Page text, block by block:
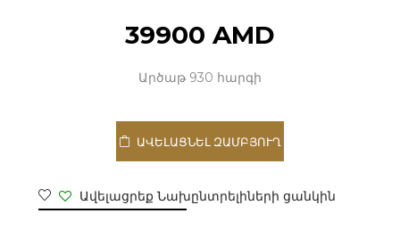
39900 AMD
Արծաթ 930 հարգի
ԱՎԵԼԱՑՆԵԼ ԶԱՄԲՅՈՒՂ
Ավելացրեք Նախընտրելիների ցանկին